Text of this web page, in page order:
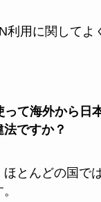
利用に関してよ
って海外から日
法ですか？
ほとんどの国で